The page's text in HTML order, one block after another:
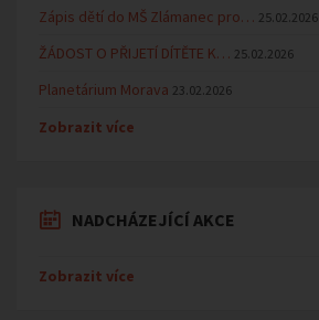
Zápis dětí do MŠ Zlámanec pro… 25.02.2026
ŽÁDOST O PŘIJETÍ DÍTĚTE K… 25.02.2026
Planetárium Morava 23.02.2026
Zobrazit více
NADCHÁZEJÍCÍ AKCE
Zobrazit více